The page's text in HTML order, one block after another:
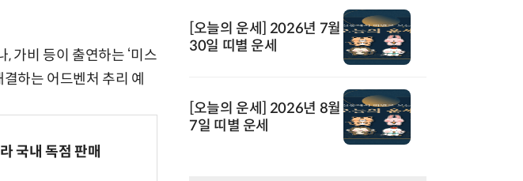
, 가비 등이 출연하는 ‘미스
하는 어드벤처 추리 예
국내 독점 판매
[오늘의 운세] 2026년 7월
30일 띠별 운세
[오늘의 운세] 2026년 8월
7일 띠별 운세